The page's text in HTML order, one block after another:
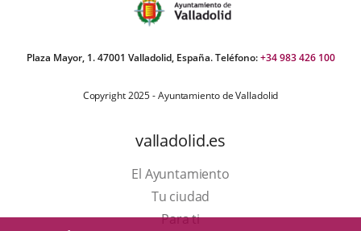
Plaza Mayor, 1. 47001 Valladolid, España. Teléfono:+34 983 426 100
Copyright 2025 - Ayuntamiento de Valladolid
valladolid.es
El Ayuntamiento
Tu ciudad
Para ti